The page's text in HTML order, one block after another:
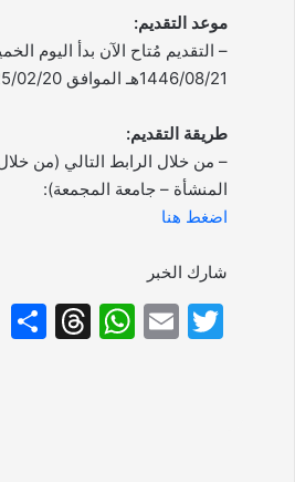
موعد التقديم:
– التقديم مُتاح الآن بدأ اليوم
1446/08/21هـ الموافق 2025/02/20م.
طريقة التقديم:
– من خلال الرابط التالي (من
المنشأة – جامعة المجمعة):
اضغط هنا
شارك الخبر
T
E
W
T